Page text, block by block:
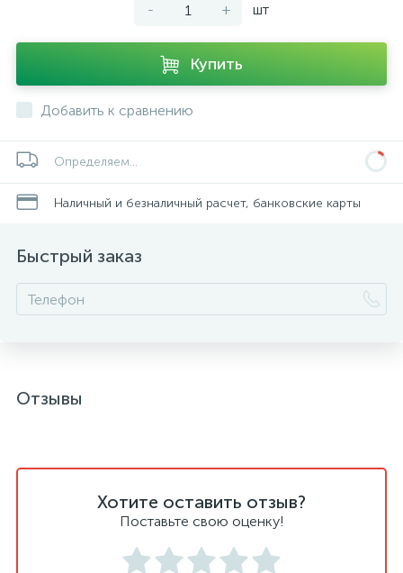
- + шт
Купить
Добавить к сравнению
Определяем...
Наличный и безналичный расчет, банковские карты
Быстрый заказ
Отзывы
Хотите оставить отзыв?
Поставьте свою оценку!